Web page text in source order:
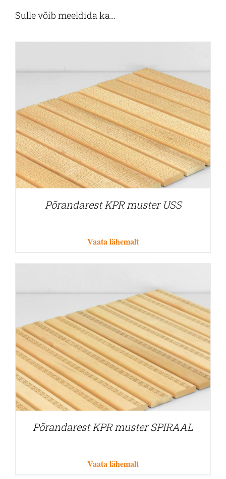
Sulle võib meeldida ka…
Põrandarest KPR muster USS
Vaata lähemalt
Põrandarest KPR muster SPIRAAL
Vaata lähemalt